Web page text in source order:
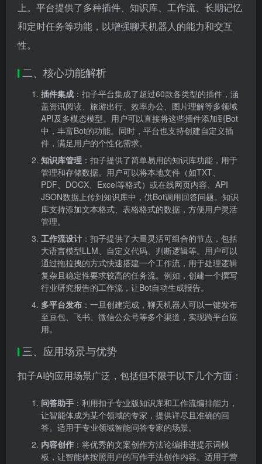
上。平台提供了多种插件、知识库、工作流、长期记忆
和定时任务等功能，以增强聊天机器人的能力和交互
性。
二、核心功能解析
插件集成 ：扣子平台集成了超过60款各类型的插件，涵
盖资讯阅读、旅游出行、效率办公、图片理解等多领域
API及多模态模型。用户可以直接将这些插件添加到Bot
中，丰富Bot的功能。同时，平台也支持创建自定义插
件，满足用户的个性化需求。
知识库管理 ：扣子提供了简单易用的知识库功能，用于
管理和存储数据。用户可以将本地文件（如TXT、
PDF、DOCX、Excel等格式）或在线网页内容、API
JSON数据上传到知识库中，供Bot调用回答问题。知识
库支持添加文本格式、表格格式的数据，方便用户灵活
管理。
工作流设计 ：扣子提供了大量灵活可组合的节点，包括
大语言模型LLM、自定义代码、判断逻辑等。用户可以
通过拖拉拽的方式快速搭建一个工作流，用于处理逻辑
复杂且稳定性要求较高的任务流。例如，创建一个撰写
行业研究报告的工作流，让Bot自动生成报告。
多平台发布 ：一旦创建完成，聊天机器人可以一键发布
至豆包、飞书、微信公众号等多个渠道，实现跨平台应
用。
三、应用场景与优势
扣子AI的应用场景广泛，包括但不限于以下几个方面：
问答助手 ：利用扣子专业版知识库和工作流编排能力，
让智能体成为某个领域的专家，提供详尽且准确的回
答。适用于专业领域智能问答专家的场景。
内容创作 ：将优秀的文案创作方法论编排进提示词模
板，让智能体按照用户的写作手法创作内容。适用于营